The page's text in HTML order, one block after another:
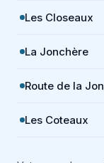
Les Closeaux
La Jonchère
Route de la
Les Coteaux